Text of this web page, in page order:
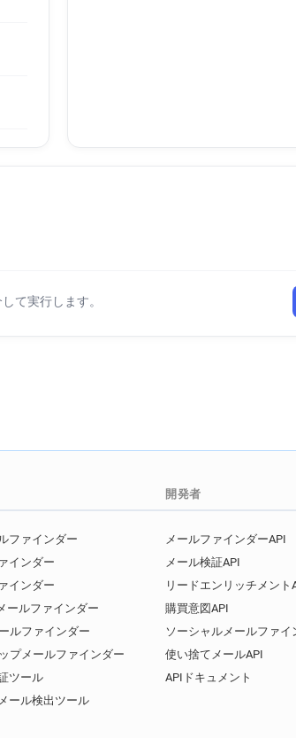
て実行します。
ファインダー
インダー
インダー
ールファインダー
ルファインダー
プメールファインダー
ツール
ール検出ツール
開発者
メールファインダーAPI
メール検証API
リードエンリッチメント
購買意図API
ソーシャルメールファイ
使い捨てメールAPI
APIドキュメント